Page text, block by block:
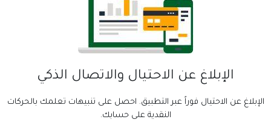
الإبلاغ عن الاحتيال والاتصال الذكي
الإبلاغ عن الاحتيال فوراً عبر التطبيق. احصل على تنبيهات تعلمك بالحركات
النقدية على حسابك.